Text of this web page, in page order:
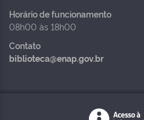
Horário de funcionamento
08h00 às 18h00
Contato
biblioteca@enap.gov.br